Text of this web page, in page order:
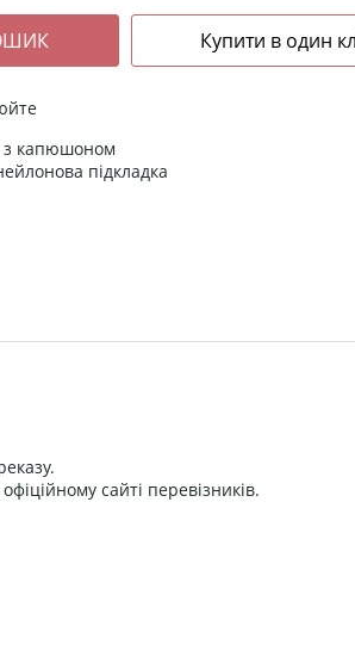
з капюшоном
підкладка
сайті перевізників.